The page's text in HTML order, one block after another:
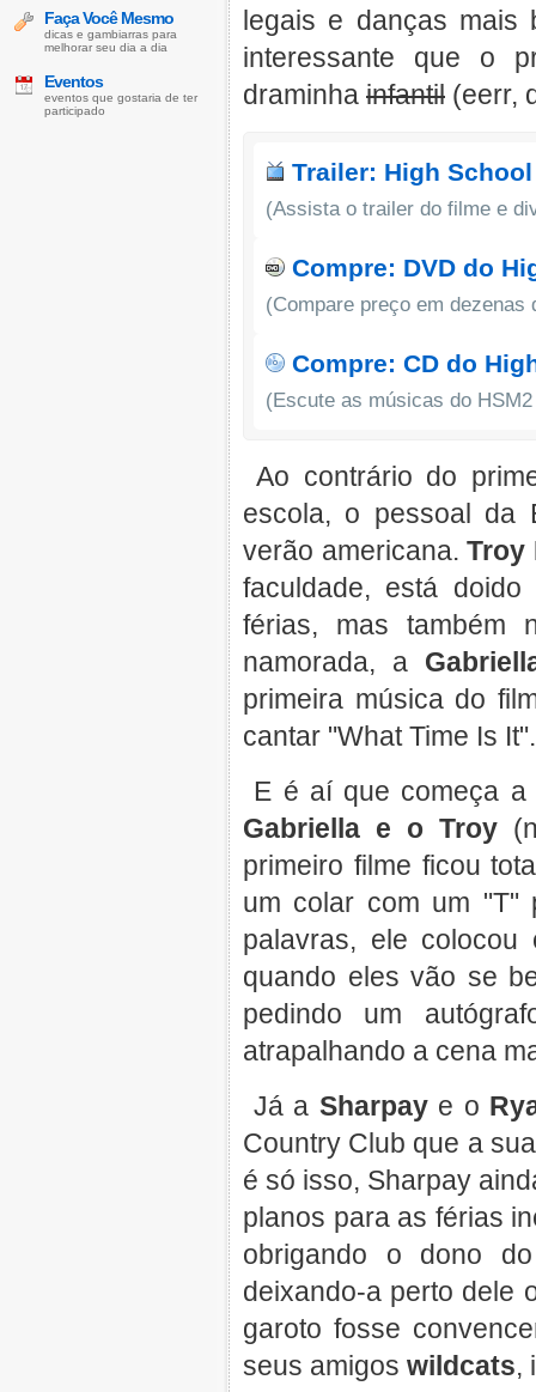
legais e danças mais
interessante que o
draminha infantil (eerr,
Trailer: High
(Assista o trailer do filme e
Compre: DVD do
(Compare preço em
Compre: CD do
(Escute as músicas do
Ao contrário do
escola, o pessoal da
verão americana. Troy
faculdade, está
férias, mas também
namorada, a
primeira música do
cantar "What Time Is
E é aí que começa
Gabriella e o Troy
primeiro filme ficou
um colar com um "T"
palavras, ele colocou
quando eles vão se
pedindo um
atrapalhando a cena
Já a Sharpaye o
Country Club que a
é só isso, Sharpay
planos para as férias
obrigando o dono
deixando-a perto dele
garoto fosse
seus amigos wildcats,
Faça Você Mesmo
dicas e gambiarras para
melhorar seu dia a dia
Eventos
eventos que gostaria de ter
participado